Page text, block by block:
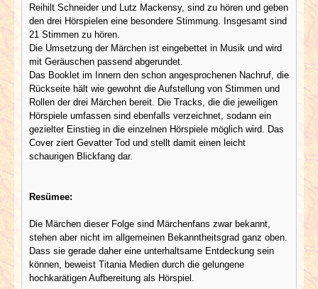
Reihilt Schneider und Lutz Mackensy, sind zu hören und geben
den drei Hörspielen eine besondere Stimmung. Insgesamt sind
21 Stimmen zu hören.
Die Umsetzung der Märchen ist eingebettet in Musik und wird
mit Geräuschen passend abgerundet.
Das Booklet im Innern den schon angesprochenen Nachruf, die
Rückseite hält wie gewohnt die Aufstellung von Stimmen und
Rollen der drei Märchen bereit. Die Tracks, die die jeweiligen
Hörspiele umfassen sind ebenfalls verzeichnet, sodann ein
gezielter Einstieg in die einzelnen Hörspiele möglich wird. Das
Cover ziert Gevatter Tod und stellt damit einen leicht
schaurigen Blickfang dar.
Resümee:
Die Märchen dieser Folge sind Märchenfans zwar bekannt,
stehen aber nicht im allgemeinen Bekanntheitsgrad ganz oben.
Dass sie gerade daher eine unterhaltsame Entdeckung sein
können, beweist Titania Medien durch die gelungene
hochkarätigen Aufbereitung als Hörspiel.